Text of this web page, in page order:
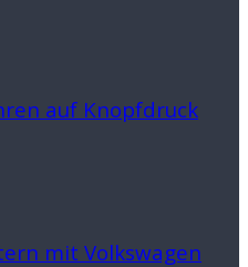
auf Knopfdruck
mit Volkswagen